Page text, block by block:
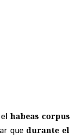
elhabeas corpus
que durante el